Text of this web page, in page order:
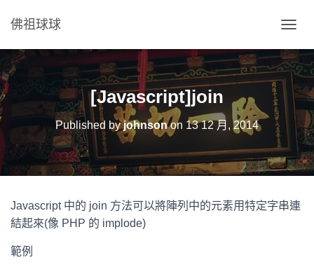
佛祖球球
O
G
G
E
I
G
I
[Javascript]join
Published byjohnsonon 13 12 月, 2014
Javascript 中的 join 方法可以將陣列中的元素用特定字串連
結起來(像 PHP 的 implode)
範例